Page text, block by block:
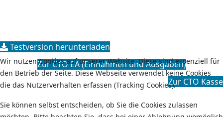
Testversion herunterladen
Zur CTO EA (Einnahmen und Ausgaben)
Zur CTO Kasse
Wir nutzen Cookies auf unserer Website. Diese sind essenziell für
den Betrieb der Seite. Diese Webseite verwendet keine Cookies
die das Nutzerverhalten erfassen (Tracking Cookies).
Sie können selbst entscheiden, ob Sie die Cookies zulassen